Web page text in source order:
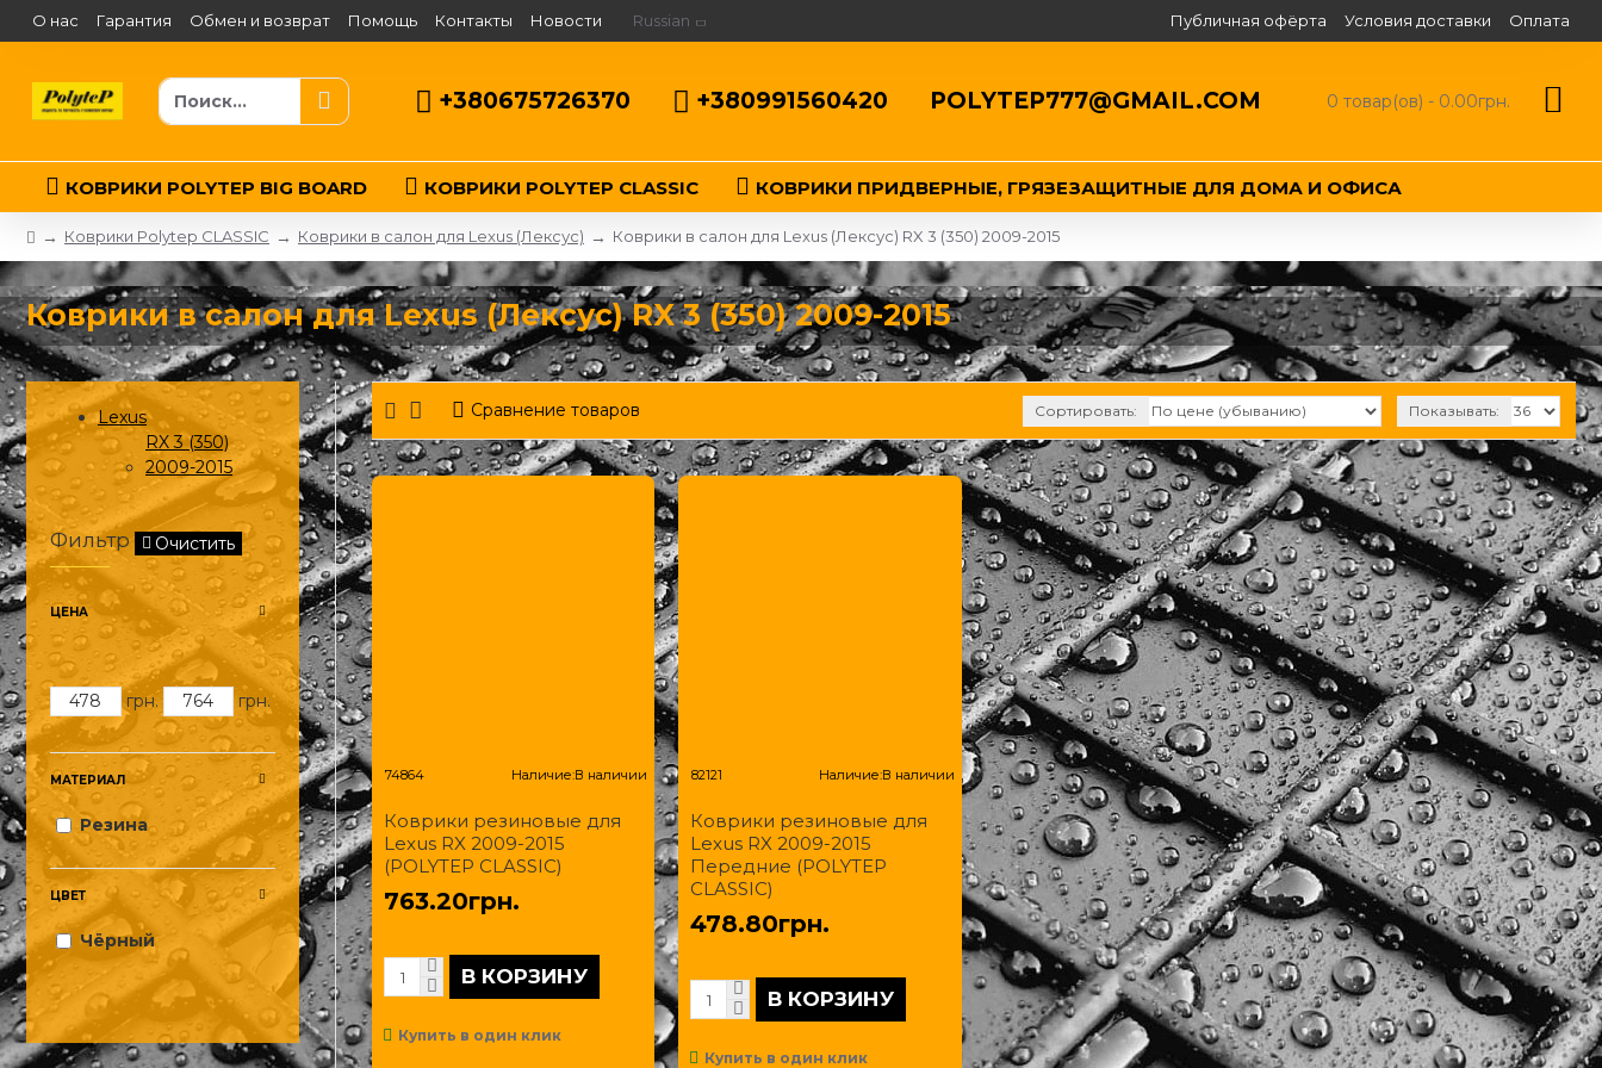
О нас Гарантия Обмен и возврат Помощь Контакты Новости Russian Публичная офёрта Условия доставки Оплата
+380675726370 +380991560420 POLYTEP777@GMAIL.COM 0 товар(ов) - 0.00грн.
КОВРИКИ POLYTEP BIG BOARD КОВРИКИ POLYTEP CLASSIC КОВРИКИ ПРИДВЕРНЫЕ, ГРЯЗЕЗАЩИТНЫЕ ДЛЯ ДОМА И ОФИСА
Коврики Polytep CLASSIC Коврики в салон для Lexus (Лексус) Коврики в салон для Lexus (Лексус) RX 3 (350) 2009-2015
Коврики в салон для Lexus (Лексус) RX 3 (350) 2009-2015
Lexus
RX 3 (350)
2009-2015
Фильтр Очистить
ЦЕНА
грн. грн.
МАТЕРИАЛ
Резина
ЦВЕТ
Чёрный
Сравнение товаров Сортировать: Показывать:
74864 Наличие:В наличии
Коврики резиновые для
Lexus RX 2009-2015
(POLYTEP CLASSIC)
763.20грн.
В КОРЗИНУ
Купить в один клик
82121 Наличие:В наличии
Коврики резиновые для
Lexus RX 2009-2015
Передние (POLYTEP
CLASSIC)
478.80грн.
В КОРЗИНУ
Купить в один клик